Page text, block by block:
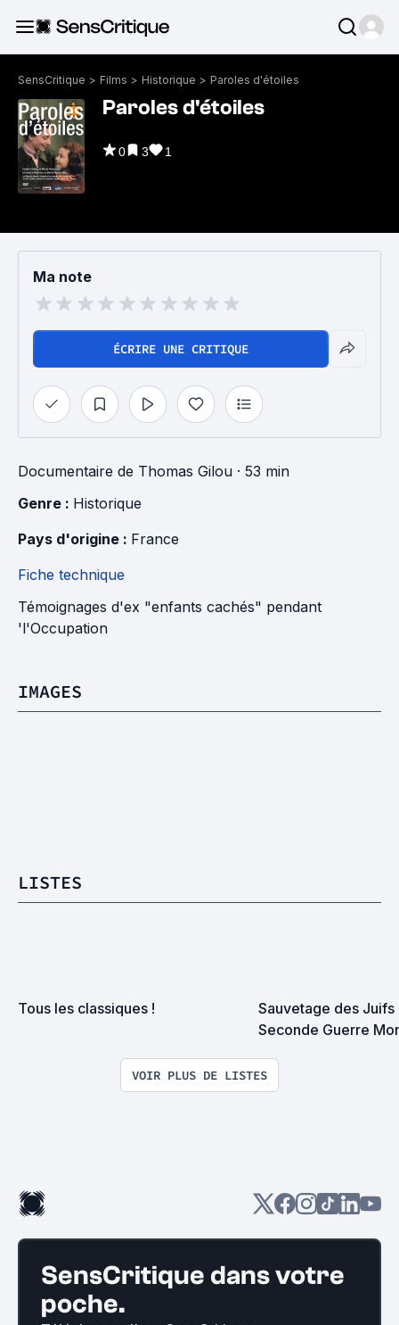
SensCritique > Films > Historique > Paroles d'étoiles
Paroles d'étoiles
0 3 1
Ma note
ÉCRIRE UNE CRITIQUE
Documentaire de Thomas Gilou · 53 min
Genre : Historique
Pays d'origine : France
Fiche technique
Témoignages d'ex "enfants cachés" pendant
'l'Occupation
IMAGES
LISTES
Tous les classiques !
Sauvetage des Juifs
Seconde Guerre
VOIR PLUS DE LISTES
SensCritique dans votre
poche.